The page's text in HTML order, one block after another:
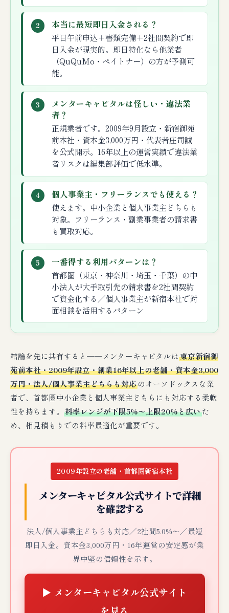
2 本当に最短即日入金される？
平日午前申込＋書類完備＋2社間契約で即
日入金が現実的。即日特化なら他業者
（QuQuMo・ペイトナー）の方が予測可
能。
3
メンターキャピタルは怪しい・違法業
者？
正規業者です。2009年9月設立・新宿御苑
前本社・資本金3,000万円・代表者庄司誠
を公式開示。16年以上の運営実績で違法業
者リスクは編集部評価で低水準。
4 個人事業主・フリーランスでも使える？
使えます。中小企業と個人事業主どちらも
対象。フリーランス・副業事業者の請求書
も買取対応。
5 一番得する利用パターンは？
首都圏（東京・神奈川・埼玉・千葉）の中
小法人が大手取引先の請求書を2社間契約
で資金化する／個人事業主が新宿本社で対
面相談を活用するパターン
結論を先に共有すると──メンターキャピタルは東京新宿御
苑前本社・2009年設立・創業16年以上の老舗・資本金3,000
万円・法人/個人事業主どちらも対応のオーソドックスな業
者で、首都圏中小企業と個人事業主どちらにも対応する柔軟
性を持ちます。 料率レンジが下限5%〜上限20%と広いた
め、相見積もりでの料率最適化が重要です。
2009年設立の老舗・首都圏新宿本社
メンターキャピタル公式サイトで詳細
を確認する
法人/個人事業主どちらも対応／2社間5.0%〜／最短
即日入金。資本金3,000万円・16年運営の安定感が業
界中堅の信頼性を示す。
▶ メンターキャピタル公式サイト